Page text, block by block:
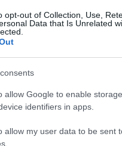
opt-out of Collection, Use,
Data that Is Unrelated
allow Google to enable
identifiers in apps.
allow my user data to be sent
non si è
in uno spazio
affidata a un
ridestinazione
di consolidamento